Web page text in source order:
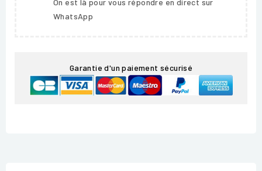
WhatsApp
Garantie d'un paiement sécurisé